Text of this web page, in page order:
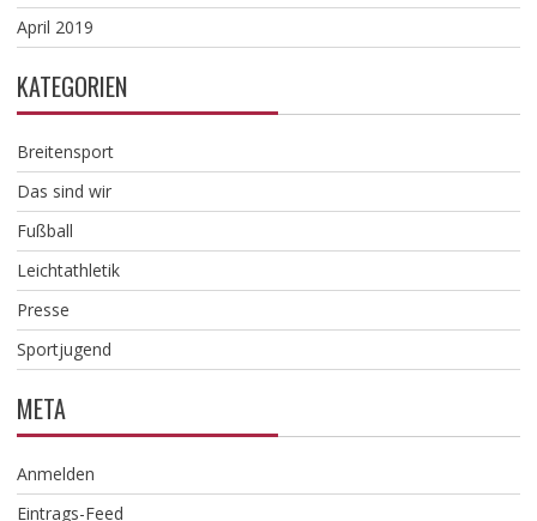
April 2019
KATEGORIEN
Breitensport
Das sind wir
Fußball
Leichtathletik
Presse
Sportjugend
META
Anmelden
Eintrags-Feed